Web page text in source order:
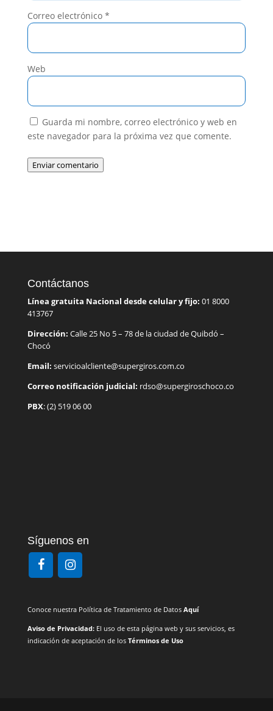
Correo electrónico *
Web
Guarda mi nombre, correo electrónico y web en
este navegador para la próxima vez que comente.
Enviar comentario
Contáctanos
Línea gratuita Nacional desde celular y fijo: 01 8000
413767
Dirección: Calle 25 No 5 – 78 de la ciudad de Quibdó –
Chocó
Email: servicioalcliente@supergiros.com.co
Correo notificación judicial: rdso@supergiroschoco.co
PBX: (2) 519 06 00
Síguenos en
Conoce nuestra Política de Tratamiento de Datos Aquí
Aviso de Privacidad: El uso de esta página web y sus servicios, es
indicación de aceptación de los Términos de Uso